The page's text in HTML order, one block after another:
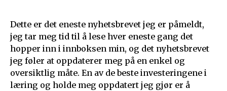
Dette er det eneste nyhetsbrevet jeg er påmeldt,
jeg tar meg tid til å lese hver eneste gang det
hopper inn i innboksen min, og det nyhetsbrevet
jeg føler at oppdaterer meg på en enkel og
oversiktlig måte. En av de beste investeringene i
læring og holde meg oppdatert jeg gjør er å